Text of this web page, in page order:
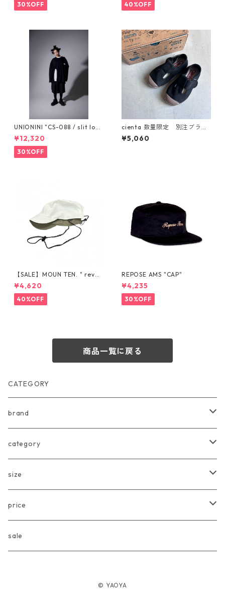
30%OFF 40%OFF
UNIONINI "CS-088 / slit lon
g sleeved tee" S 155cm, M 1
65cm
¥12,320
30%OFF
cienta 数量限定 別注ブラウ
ンソール Tストラップ シュー
ズ Negro
¥5,060
【SALE】MOUN TEN. " rever
sible jetcap [MA63-1543
a]"S(50-54cm) /M(54-58cm)
ecru x khaki
¥4,620
40%OFF
REPOSE AMS "CAP"
¥4,235
30%OFF
商品一覧に戻る
CATEGORY
brand
arkakama
Another Fox
CARLIJNQ
CIENTA
category
tops
bottoms
one piece
size
Baby
〜80cm
price
〜3000円
sale
© YAOYA